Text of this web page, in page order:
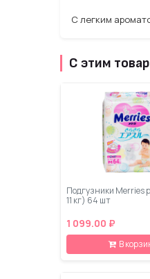
С легким
С этим
Подгузники Merries
11 кг) 64 шт
1 099.00 ₽
В